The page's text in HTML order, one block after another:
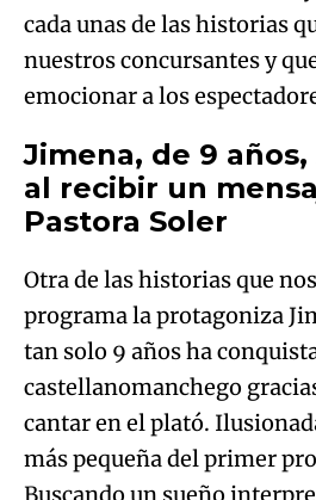
Jimena, de 9 años,
al recibir un
Pastora Soler
Otra de las historias que
programa la protagoniza
tan solo 9 años ha
castellanomanchego
cantar en el plató.
más pequeña del primer
Buscando un sueño
conmigo", canción de
preferida. El programa
sorpresa a Jimena con un